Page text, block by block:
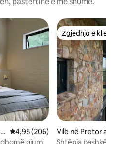
klientëve
Vlerësimi mesatar 4,95 nga 5,
4,95 (206)
gjumi
Zgjedhja e
Zgjedhja e
Vilë në Pretoria
Shtëpia